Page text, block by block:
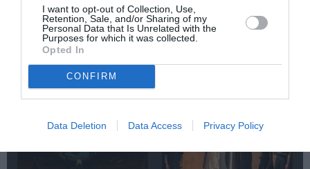
I want to opt-out of Collection, Use,
Retention, Sale, and/or Sharing of my
Personal Data that Is Unrelated with the
Purposes for which it was collected.
Opted In
CONFIRM
Data Deletion Data Access Privacy Policy
Γιώργο Γάλλο &
Καρυοφυλλιά
Καραμπέτη στο
Θέατρο Βασιλάκου
Ίδρυμα Π. & Μ.
Κυδωνιέως